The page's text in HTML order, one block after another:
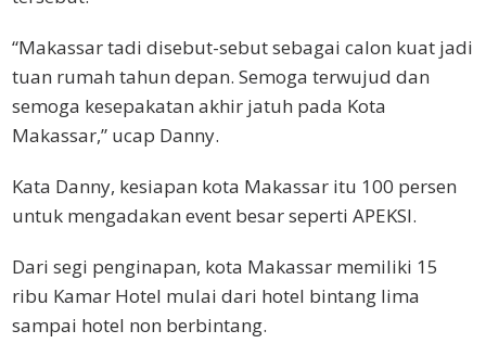
“Makassar tadi disebut-sebut sebagai calon kuat jadi
tuan rumah tahun depan. Semoga terwujud dan
semoga kesepakatan akhir jatuh pada Kota
Makassar,” ucap Danny.
Kata Danny, kesiapan kota Makassar itu 100 persen
untuk mengadakan event besar seperti APEKSI.
Dari segi penginapan, kota Makassar memiliki 15
ribu Kamar Hotel mulai dari hotel bintang lima
sampai hotel non berbintang.